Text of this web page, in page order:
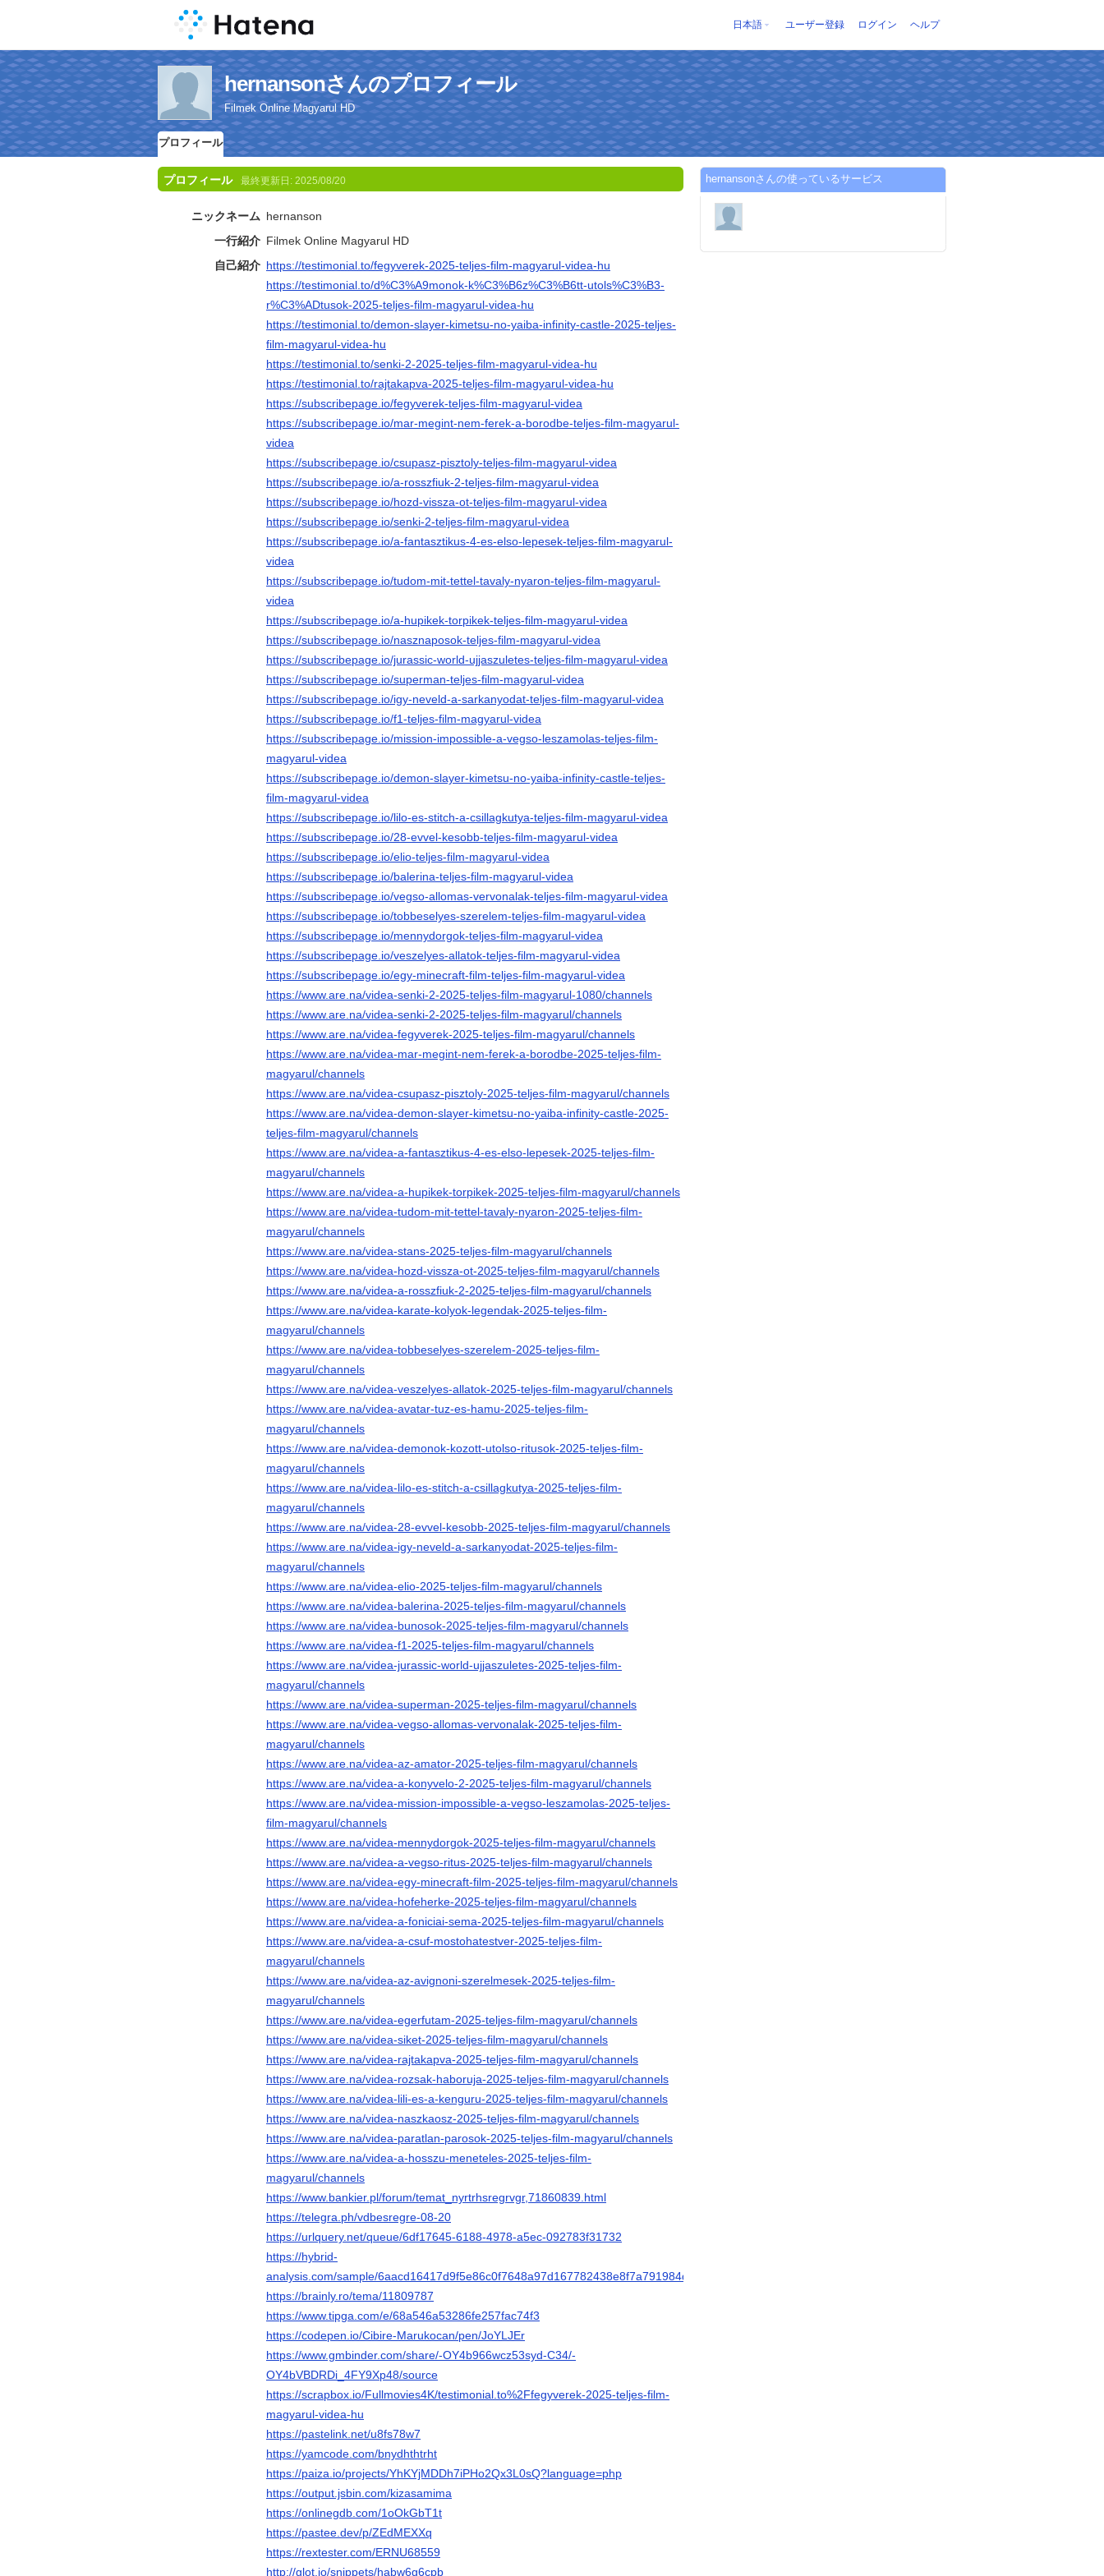
日本語 ユーザー登録 ログイン ヘルプ
hernansonさんのプロフィール
Filmek Online Magyarul HD
プロフィール
プロフィール 最終更新日: 2025/08/20
ニックネーム hernanson
一行紹介 Filmek Online Magyarul HD
自己紹介 https://testimonial.to/fegyverek-2025-teljes-film-magyarul-videa-hu
https://testimonial.to/d%C3%A9monok-k%C3%B6z%C3%B6tt-utols%C3%B3-
r%C3%ADtusok-2025-teljes-film-magyarul-videa-hu
https://testimonial.to/demon-slayer-kimetsu-no-yaiba-infinity-castle-2025-teljes-
film-magyarul-videa-hu
https://testimonial.to/senki-2-2025-teljes-film-magyarul-videa-hu
https://testimonial.to/rajtakapva-2025-teljes-film-magyarul-videa-hu
https://subscribepage.io/fegyverek-teljes-film-magyarul-videa
https://subscribepage.io/mar-megint-nem-ferek-a-borodbe-teljes-film-magyarul-
videa
https://subscribepage.io/csupasz-pisztoly-teljes-film-magyarul-videa
https://subscribepage.io/a-rosszfiuk-2-teljes-film-magyarul-videa
https://subscribepage.io/hozd-vissza-ot-teljes-film-magyarul-videa
https://subscribepage.io/senki-2-teljes-film-magyarul-videa
https://subscribepage.io/a-fantasztikus-4-es-elso-lepesek-teljes-film-magyarul-
videa
https://subscribepage.io/tudom-mit-tettel-tavaly-nyaron-teljes-film-magyarul-
videa
https://subscribepage.io/a-hupikek-torpikek-teljes-film-magyarul-videa
https://subscribepage.io/nasznaposok-teljes-film-magyarul-videa
https://subscribepage.io/jurassic-world-ujjaszuletes-teljes-film-magyarul-videa
https://subscribepage.io/superman-teljes-film-magyarul-videa
https://subscribepage.io/igy-neveld-a-sarkanyodat-teljes-film-magyarul-videa
https://subscribepage.io/f1-teljes-film-magyarul-videa
https://subscribepage.io/mission-impossible-a-vegso-leszamolas-teljes-film-
magyarul-videa
https://subscribepage.io/demon-slayer-kimetsu-no-yaiba-infinity-castle-teljes-
film-magyarul-videa
https://subscribepage.io/lilo-es-stitch-a-csillagkutya-teljes-film-magyarul-videa
https://subscribepage.io/28-evvel-kesobb-teljes-film-magyarul-videa
https://subscribepage.io/elio-teljes-film-magyarul-videa
https://subscribepage.io/balerina-teljes-film-magyarul-videa
https://subscribepage.io/vegso-allomas-vervonalak-teljes-film-magyarul-videa
https://subscribepage.io/tobbeselyes-szerelem-teljes-film-magyarul-videa
https://subscribepage.io/mennydorgok-teljes-film-magyarul-videa
https://subscribepage.io/veszelyes-allatok-teljes-film-magyarul-videa
https://subscribepage.io/egy-minecraft-film-teljes-film-magyarul-videa
https://www.are.na/videa-senki-2-2025-teljes-film-magyarul-1080/channels
https://www.are.na/videa-senki-2-2025-teljes-film-magyarul/channels
https://www.are.na/videa-fegyverek-2025-teljes-film-magyarul/channels
https://www.are.na/videa-mar-megint-nem-ferek-a-borodbe-2025-teljes-film-
magyarul/channels
https://www.are.na/videa-csupasz-pisztoly-2025-teljes-film-magyarul/channels
https://www.are.na/videa-demon-slayer-kimetsu-no-yaiba-infinity-castle-2025-
teljes-film-magyarul/channels
https://www.are.na/videa-a-fantasztikus-4-es-elso-lepesek-2025-teljes-film-
magyarul/channels
https://www.are.na/videa-a-hupikek-torpikek-2025-teljes-film-magyarul/channels
https://www.are.na/videa-tudom-mit-tettel-tavaly-nyaron-2025-teljes-film-
magyarul/channels
https://www.are.na/videa-stans-2025-teljes-film-magyarul/channels
https://www.are.na/videa-hozd-vissza-ot-2025-teljes-film-magyarul/channels
https://www.are.na/videa-a-rosszfiuk-2-2025-teljes-film-magyarul/channels
https://www.are.na/videa-karate-kolyok-legendak-2025-teljes-film-
magyarul/channels
https://www.are.na/videa-tobbeselyes-szerelem-2025-teljes-film-
magyarul/channels
https://www.are.na/videa-veszelyes-allatok-2025-teljes-film-magyarul/channels
https://www.are.na/videa-avatar-tuz-es-hamu-2025-teljes-film-
magyarul/channels
https://www.are.na/videa-demonok-kozott-utolso-ritusok-2025-teljes-film-
magyarul/channels
https://www.are.na/videa-lilo-es-stitch-a-csillagkutya-2025-teljes-film-
magyarul/channels
https://www.are.na/videa-28-evvel-kesobb-2025-teljes-film-magyarul/channels
https://www.are.na/videa-igy-neveld-a-sarkanyodat-2025-teljes-film-
magyarul/channels
https://www.are.na/videa-elio-2025-teljes-film-magyarul/channels
https://www.are.na/videa-balerina-2025-teljes-film-magyarul/channels
https://www.are.na/videa-bunosok-2025-teljes-film-magyarul/channels
https://www.are.na/videa-f1-2025-teljes-film-magyarul/channels
https://www.are.na/videa-jurassic-world-ujjaszuletes-2025-teljes-film-
magyarul/channels
https://www.are.na/videa-superman-2025-teljes-film-magyarul/channels
https://www.are.na/videa-vegso-allomas-vervonalak-2025-teljes-film-
magyarul/channels
https://www.are.na/videa-az-amator-2025-teljes-film-magyarul/channels
https://www.are.na/videa-a-konyvelo-2-2025-teljes-film-magyarul/channels
https://www.are.na/videa-mission-impossible-a-vegso-leszamolas-2025-teljes-
film-magyarul/channels
https://www.are.na/videa-mennydorgok-2025-teljes-film-magyarul/channels
https://www.are.na/videa-a-vegso-ritus-2025-teljes-film-magyarul/channels
https://www.are.na/videa-egy-minecraft-film-2025-teljes-film-magyarul/channels
https://www.are.na/videa-hofeherke-2025-teljes-film-magyarul/channels
https://www.are.na/videa-a-foniciai-sema-2025-teljes-film-magyarul/channels
https://www.are.na/videa-a-csuf-mostohatestver-2025-teljes-film-
magyarul/channels
https://www.are.na/videa-az-avignoni-szerelmesek-2025-teljes-film-
magyarul/channels
https://www.are.na/videa-egerfutam-2025-teljes-film-magyarul/channels
https://www.are.na/videa-siket-2025-teljes-film-magyarul/channels
https://www.are.na/videa-rajtakapva-2025-teljes-film-magyarul/channels
https://www.are.na/videa-rozsak-haboruja-2025-teljes-film-magyarul/channels
https://www.are.na/videa-lili-es-a-kenguru-2025-teljes-film-magyarul/channels
https://www.are.na/videa-naszkaosz-2025-teljes-film-magyarul/channels
https://www.are.na/videa-paratlan-parosok-2025-teljes-film-magyarul/channels
https://www.are.na/videa-a-hosszu-meneteles-2025-teljes-film-
magyarul/channels
https://www.bankier.pl/forum/temat_nyrtrhsregrvgr,71860839.html
https://telegra.ph/vdbesregre-08-20
https://urlquery.net/queue/6df17645-6188-4978-a5ec-092783f31732
https://hybrid-
analysis.com/sample/6aacd16417d9f5e86c0f7648a97d167782438e8f7a791984db45baea0492f4b0
https://brainly.ro/tema/11809787
https://www.tipga.com/e/68a546a53286fe257fac74f3
https://codepen.io/Cibire-Marukocan/pen/JoYLJEr
https://www.gmbinder.com/share/-OY4b966wcz53syd-C34/-
OY4bVBDRDi_4FY9Xp48/source
https://scrapbox.io/Fullmovies4K/testimonial.to%2Ffegyverek-2025-teljes-film-
magyarul-videa-hu
https://pastelink.net/u8fs78w7
https://yamcode.com/bnydhthtrht
https://paiza.io/projects/YhKYjMDDh7iPHo2Qx3L0sQ?language=php
https://output.jsbin.com/kizasamima
https://onlinegdb.com/1oOkGbT1t
https://pastee.dev/p/ZEdMEXXq
https://rextester.com/ERNU68559
http://glot.io/snippets/habw6g6cpb
hernansonさんの使っているサービス